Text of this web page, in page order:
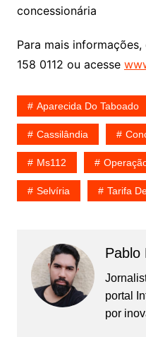
concessionária
Para mais
158 0112 ou acesse
Aparecida Do Taboado
Cassilândia
Ms112
Selvíria Tarifa
Pablo
portal
por